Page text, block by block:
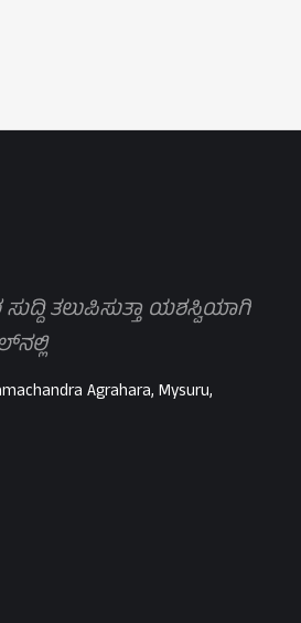
ತಲುಪಿಸುತ್ತಾ ಯಶಸ್ವಿಯಾಗಿ
Agrahara, Mysuru,